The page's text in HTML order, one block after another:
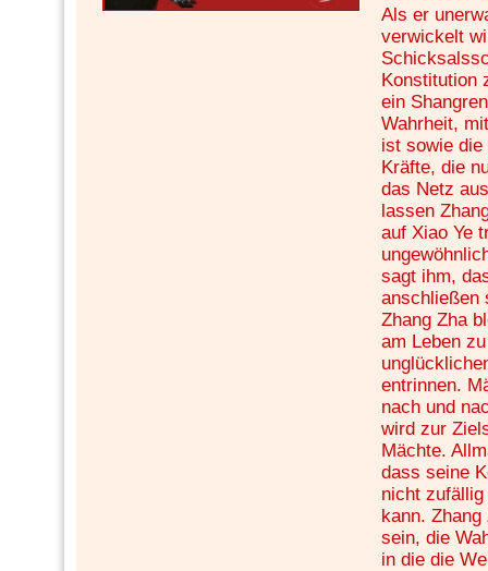
Als er
verwickelt
Konstitution
ein
Wahrheit,
ist sowie die
Kräfte, die
das Netz
lassen
auf Xiao Ye
sagt ihm,
anschließen
Zhang Zha
am Leben
entrinnen.
nach und
wird zur
Mächte.
dass seine
nicht
kann.
sein, die
in die die